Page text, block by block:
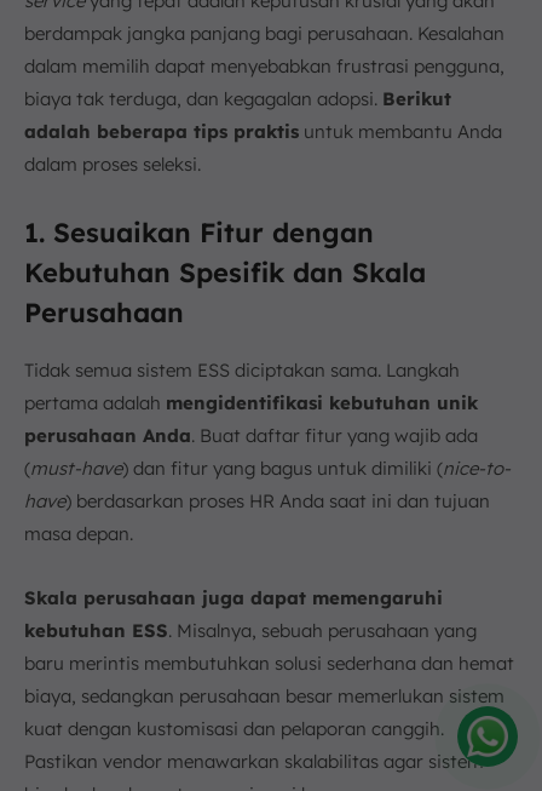
berdampak jangka panjang bagi perusahaan. Kesalahan
dalam memilih dapat menyebabkan frustrasi pengguna,
biaya tak terduga, dan kegagalan adopsi. Berikut
adalah beberapa tips praktis untuk membantu Anda
dalam proses seleksi.
1. Sesuaikan Fitur dengan
Kebutuhan Spesifik dan Skala
Perusahaan
Tidak semua sistem ESS diciptakan sama. Langkah
pertama adalah mengidentifikasi kebutuhan unik
perusahaan Anda. Buat daftar fitur yang wajib ada
(must-have) dan fitur yang bagus untuk dimiliki (nice-to-
have) berdasarkan proses HR Anda saat ini dan tujuan
masa depan.
Skala perusahaan juga dapat memengaruhi
kebutuhan ESS. Misalnya, sebuah perusahaan yang
baru merintis membutuhkan solusi sederhana dan hemat
biaya, sedangkan perusahaan besar memerlukan sistem
kuat dengan kustomisasi dan pelaporan canggih.
Pastikan vendor menawarkan skalabilitas agar sistem